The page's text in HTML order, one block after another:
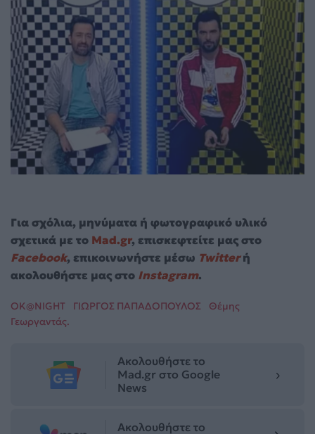
Για σχόλια, μηνύματα ή φωτογραφικό υλικό
σχετικά με το Mad.gr, επισκεφτείτε μας στο
Facebook, επικοινωνήστε μέσω Twitterή
ακολουθήστε μας στο Instagram.
OK@NIGHT ΓΙΩΡΓΟΣ ΠΑΠΑΔΟΠΟΥΛΟΣ
Θέμης
Γεωργαντάς.
Ακολουθήστε το
Mad.gr στο Google
News
Ακολουθήστε το